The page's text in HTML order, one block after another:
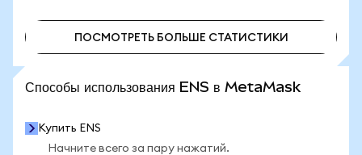
ПОСМОТРЕТЬ БОЛЬШЕ СТАТИСТИКИ
Способы использования ENS в MetaMask
Купить ENS
Начните всего за пару нажатий.